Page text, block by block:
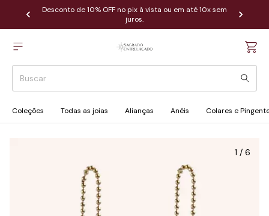
Desconto de 10% OFF no pix à vista ou em até 10x sem
juros.
Coleções Todas as joias Alianças Anéis Colares e
1 / 6